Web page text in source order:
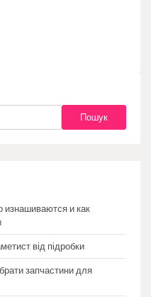
Пошук
изнашиваются и как
від підробки
запчастини для